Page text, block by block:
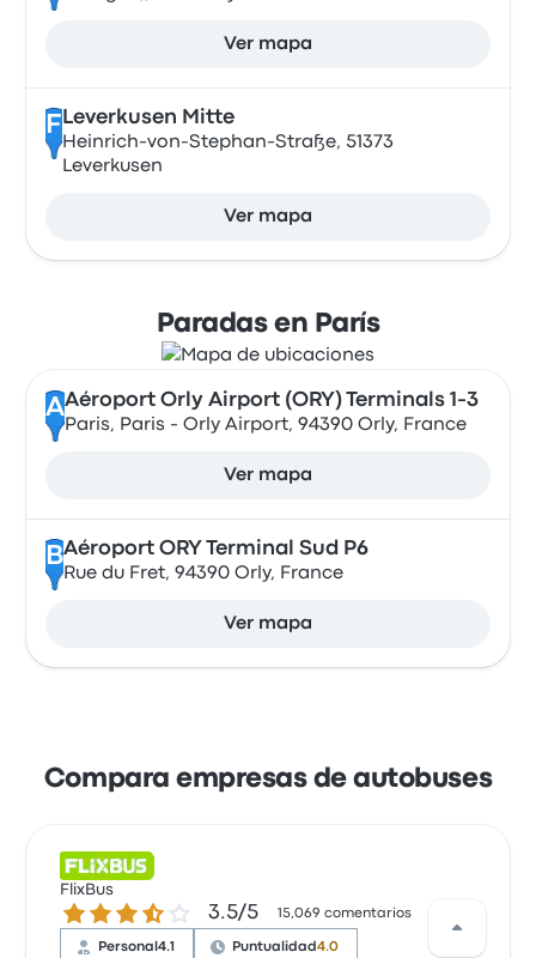
Ver mapa
F Leverkusen Mitte
Heinrich-von-Stephan-Straße, 51373
Leverkusen
Ver mapa
Paradas en París
AAéroport Orly Airport (ORY) Terminals 1-3
Paris, Paris - Orly Airport, 94390 Orly, France
Ver mapa
BAéroport ORY Terminal Sud P6
Rue du Fret, 94390 Orly, France
Ver mapa
Compara empresas de autobuses
FlixBus
3.5 de 5 estrellas3.5/5 15,069 comentarios
Personal4.1 Puntualidad4.0